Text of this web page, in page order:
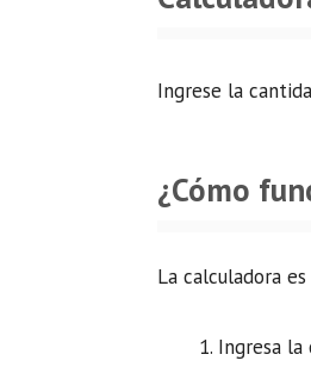
Ingrese la
¿Cómo
La calculadora
Ingresa la